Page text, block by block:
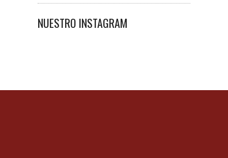
NUESTRO INSTAGRAM